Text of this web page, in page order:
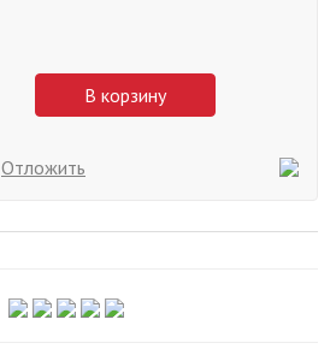
В корзину
Отложить